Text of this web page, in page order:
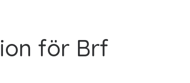
för Brf